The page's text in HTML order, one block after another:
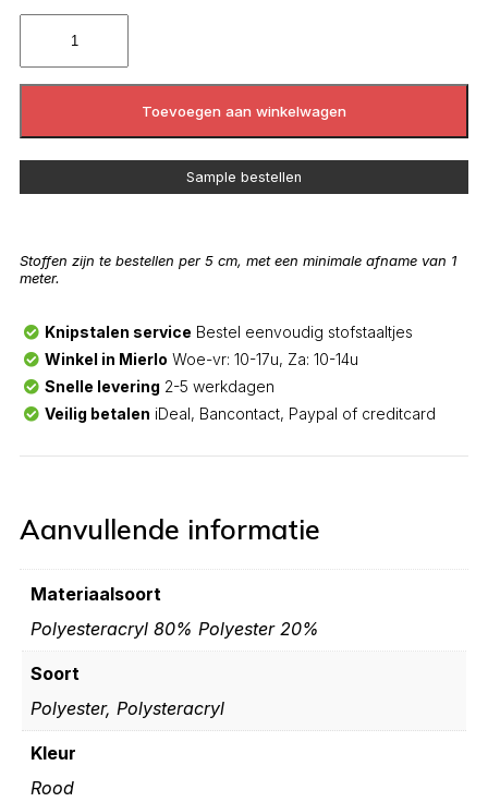
Toevoegen aan winkelwagen
Sample bestellen
Stoffen zijn te bestellen per 5 cm, met een minimale afname van 1
meter.
Knipstalen service Bestel eenvoudig stofstaaltjes
Winkel in Mierlo Woe-vr: 10-17u, Za: 10-14u
Snelle levering 2-5 werkdagen
Veilig betalen iDeal, Bancontact, Paypal of creditcard
Aanvullende informatie
Materiaalsoort
Polyesteracryl 80% Polyester 20%
Soort
Polyester, Polysteracryl
Kleur
Rood